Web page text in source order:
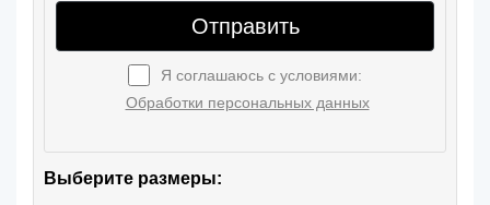
Отправить
Я соглашаюсь с условиями:
Обработки персональных данных
Выберите размеры: